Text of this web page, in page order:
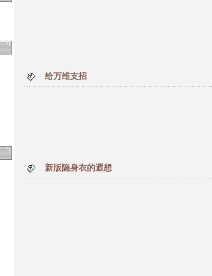
给万维支招
新版隐身衣的遐想